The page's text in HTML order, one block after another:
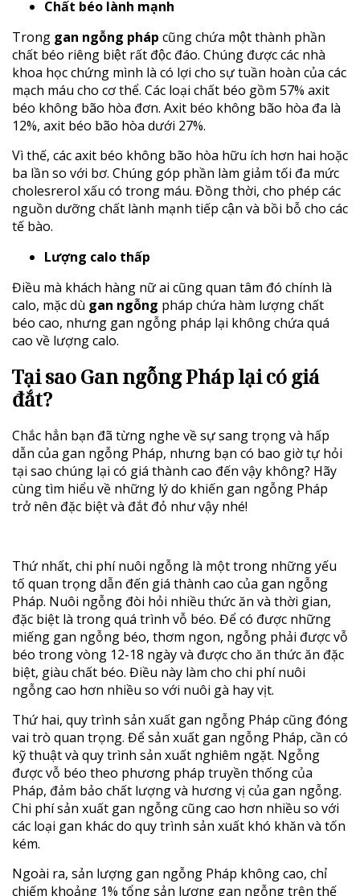
Chất béo lành mạnh
Trong gan ngỗng pháp cũng chứa một thành phần
chất béo riêng biệt rất độc đáo. Chúng được các nhà
khoa học chứng mình là có lợi cho sự tuần hoàn của các
mạch máu cho cơ thể. Các loại chất béo gồm 57% axit
béo không bão hòa đơn. Axit béo không bão hòa đa là
12%, axit béo bão hòa dưới 27%.
Vì thế, các axit béo không bão hòa hữu ích hơn hai hoặc
ba lần so với bơ. Chúng góp phần làm giảm tối đa mức
cholesrerol xấu có trong máu. Đồng thời, cho phép các
nguồn dưỡng chất lành mạnh tiếp cận và bồi bỗ cho các
tế bào.
Lượng calo thấp
Điều mà khách hàng nữ ai cũng quan tâm đó chính là
calo, mặc dù gan ngỗng pháp chứa hàm lượng chất
béo cao, nhưng gan ngỗng pháp lại không chứa quá
cao về lượng calo.
Tại sao Gan ngỗng Pháp lại có giá
đắt?
Chắc hẳn bạn đã từng nghe về sự sang trọng và hấp
dẫn của gan ngỗng Pháp, nhưng bạn có bao giờ tự hỏi
tại sao chúng lại có giá thành cao đến vậy không? Hãy
cùng tìm hiểu về những lý do khiến gan ngỗng Pháp
trở nên đặc biệt và đắt đỏ như vậy nhé!
Thứ nhất, chi phí nuôi ngỗng là một trong những yếu
tố quan trọng dẫn đến giá thành cao của gan ngỗng
Pháp. Nuôi ngỗng đòi hỏi nhiều thức ăn và thời gian,
đặc biệt là trong quá trình vỗ béo. Để có được những
miếng gan ngỗng béo, thơm ngon, ngỗng phải được vỗ
béo trong vòng 12-18 ngày và được cho ăn thức ăn đặc
biệt, giàu chất béo. Điều này làm cho chi phí nuôi
ngỗng cao hơn nhiều so với nuôi gà hay vịt.
Thứ hai, quy trình sản xuất gan ngỗng Pháp cũng đóng
vai trò quan trọng. Để sản xuất gan ngỗng Pháp, cần có
kỹ thuật và quy trình sản xuất nghiêm ngặt. Ngỗng
được vỗ béo theo phương pháp truyền thống của
Pháp, đảm bảo chất lượng và hương vị của gan ngỗng.
Chi phí sản xuất gan ngỗng cũng cao hơn nhiều so với
các loại gan khác do quy trình sản xuất khó khăn và tốn
kém.
Ngoài ra, sản lượng gan ngỗng Pháp không cao, chỉ
chiếm khoảng 1% tổng sản lượng gan ngỗng trên thế